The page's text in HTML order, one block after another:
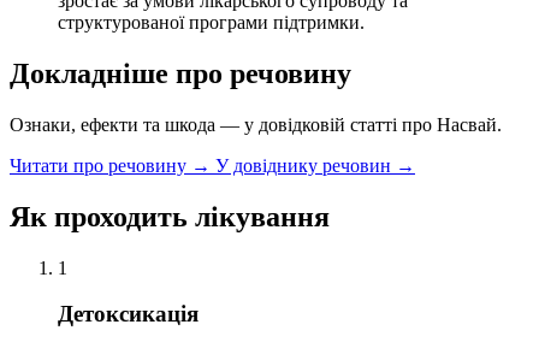
структурованої програми підтримки.
Докладніше про речовину
Ознаки, ефекти та шкода — у довідковій статті про Насвай.
Читати про речовину → У довіднику речовин →
Як проходить лікування
1
Детоксикація